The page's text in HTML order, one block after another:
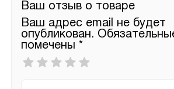
Ваш отзыв о товаре
Ваш адрес email не будет
опубликован.
помечены *
Ваша
оценка